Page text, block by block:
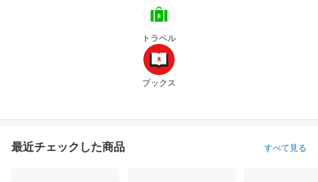
トラベル
ブックス
最近チェックした商品 すべて見る